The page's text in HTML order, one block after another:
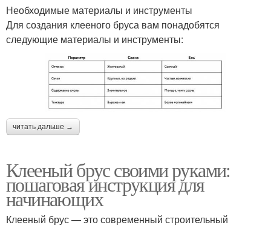
Необходимые материалы и инструменты
Для создания клееного бруса вам понадобятся
следующие материалы и инструменты:
читать дальше →
Клееный брус своими руками:
пошаговая инструкция для
начинающих
Клееный брус — это современный строительный